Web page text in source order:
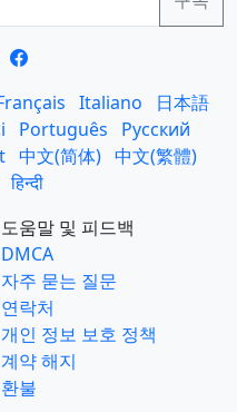
Italiano
日本語
Português
Русский
中文(简体) 中文(繁體)
हिन्दी
도움말 및 피드백
DMCA
자주 묻는 질문
연락처
개인 정보 보호 정책
계약 해지
환불